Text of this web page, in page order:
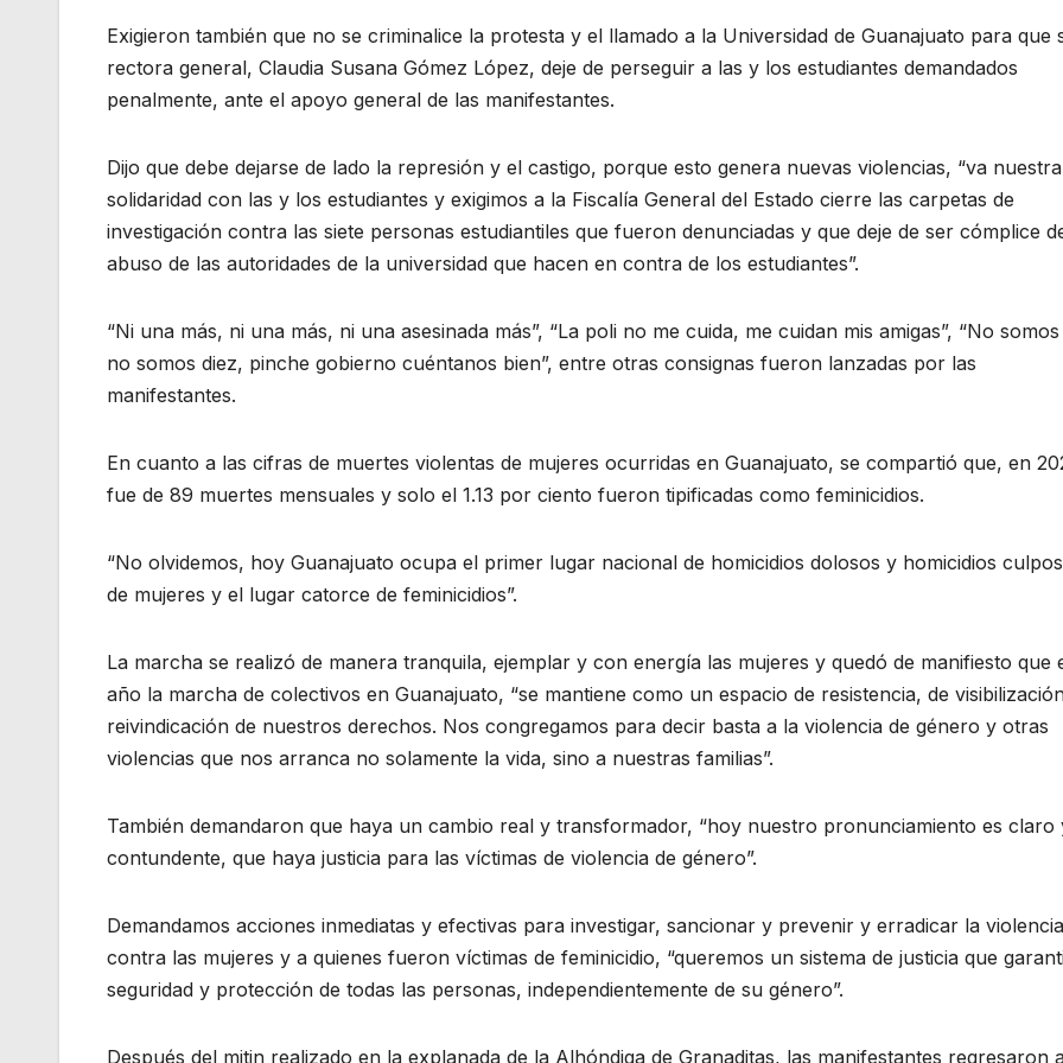
Exigieron también que no se criminalice la protesta y el llamado a la Universidad de Guanajuato para que
rectora general, Claudia Susana Gómez López, deje de perseguir a las y los estudiantes demandados
penalmente, ante el apoyo general de las manifestantes.
Dijo que debe dejarse de lado la represión y el castigo, porque esto genera nuevas violencias, “va nuestra
solidaridad con las y los estudiantes y exigimos a la Fiscalía General del Estado cierre las carpetas de
investigación contra las siete personas estudiantiles que fueron denunciadas y que deje de ser cómplice
abuso de las autoridades de la universidad que hacen en contra de los estudiantes”.
“Ni una más, ni una más, ni una asesinada más”, “La poli no me cuida, me cuidan mis amigas”, “No
no somos diez, pinche gobierno cuéntanos bien”, entre otras consignas fueron lanzadas por las
manifestantes.
En cuanto a las cifras de muertes violentas de mujeres ocurridas en Guanajuato, se compartió que, en
fue de 89 muertes mensuales y solo el 1.13 por ciento fueron tipificadas como feminicidios.
“No olvidemos, hoy Guanajuato ocupa el primer lugar nacional de homicidios dolosos y homicidios
de mujeres y el lugar catorce de feminicidios”.
La marcha se realizó de manera tranquila, ejemplar y con energía las mujeres y quedó de manifiesto que
año la marcha de colectivos en Guanajuato, “se mantiene como un espacio de resistencia, de
reivindicación de nuestros derechos. Nos congregamos para decir basta a la violencia de género y otras
violencias que nos arranca no solamente la vida, sino a nuestras familias”.
También demandaron que haya un cambio real y transformador, “hoy nuestro pronunciamiento es claro
contundente, que haya justicia para las víctimas de violencia de género”.
Demandamos acciones inmediatas y efectivas para investigar, sancionar y prevenir y erradicar la violencia
contra las mujeres y a quienes fueron víctimas de feminicidio, “queremos un sistema de justicia que
seguridad y protección de todas las personas, independientemente de su género”.
Después del mitin realizado en la explanada de la Alhóndiga de Granaditas, las manifestantes regresaron